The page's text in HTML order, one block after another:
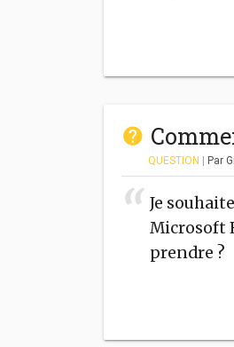
QUESTION | Par
Je
Microsoft
prendre ?